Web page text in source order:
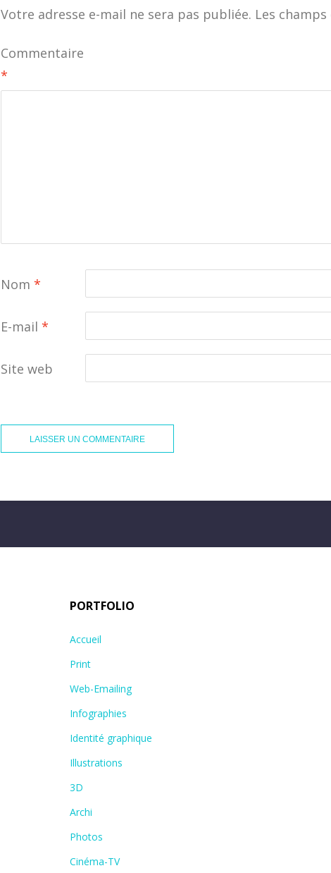
Votre adresse e-mail ne sera pas publiée. Les
Commentaire
*
Nom *
E-mail *
Site web
PORTFOLIO
Accueil
Print
Web-Emailing
Infographies
Identité graphique
Illustrations
3D
Archi
Photos
Cinéma-TV